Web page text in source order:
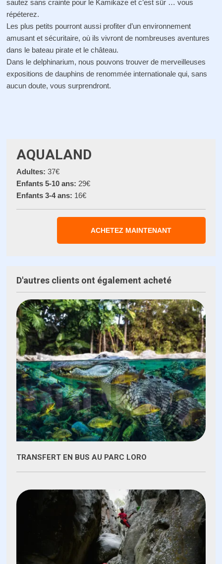
sautez sans crainte pour le Kamikaze et c’est sûr … vous
répéterez.
Les plus petits pourront aussi profiter d’un environnement
amusant et sécuritaire, où ils vivront de nombreuses aventures
dans le bateau pirate et le château.
Dans le delphinarium, nous pouvons trouver de merveilleuses
expositions de dauphins de renommée internationale qui, sans
aucun doute, vous surprendront.
AQUALAND
Adultes: 37€
Enfants 5-10 ans: 29€
Enfants 3-4 ans: 16€
ACHETEZ MAINTENANT
D'autres clients ont également acheté
TRANSFERT EN BUS AU PARC LORO